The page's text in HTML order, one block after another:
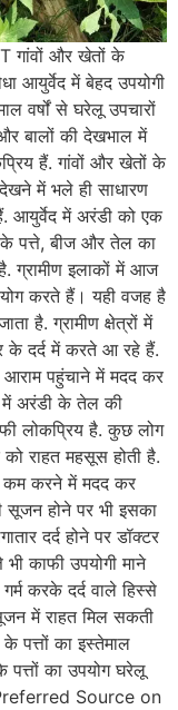
गांवों और खेतों के
आयुर्वेद में बेहद उपयोगी
वर्षों से घरेलू उपचारों
बालों की देखभाल में
हैं. गांवों और खेतों के
में भले ही साधारण
आयुर्वेद में अरंडी को एक
पत्ते, बीज और तेल का
ग्रामीण इलाकों में आज
करते हैं। यही वजह है
है. ग्रामीण क्षेत्रों में
के दर्द में करते आ रहे हैं.
आराम पहुंचाने में मदद कर
में अरंडी के तेल की
लोकप्रिय है. कुछ लोग
राहत महसूस होती है.
कम करने में मदद कर
सूजन होने पर भी इसका
दर्द होने पर डॉक्टर
काफी उपयोगी माने
करके दर्द वाले हिस्से
में राहत मिल सकती
पत्तों का इस्तेमाल
पत्तों का उपयोग घरेलू
Source on